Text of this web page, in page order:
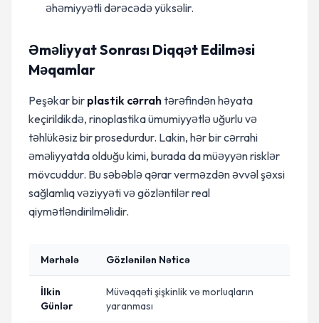
əhəmiyyətli dərəcədə yüksəlir.
Əməliyyat Sonrası Diqqət Edilməsi
Məqamlar
Peşəkar bir plastik cərrahtərəfindən həyata
keçirildikdə, rinoplastika ümumiyyətlə uğurlu və
təhlükəsiz bir prosedurdur. Lakin, hər bir cərrahi
əməliyyatda olduğu kimi, burada da müəyyən risklər
mövcuddur. Bu səbəblə qərar verməzdən əvvəl şəxsi
sağlamlıq vəziyyəti və gözləntilər real
qiymətləndirilməlidir.
Mərhələ Gözlənilən Nəticə
İlkin
Günlər
Müvəqqəti şişkinlik və morluqların
yaranması